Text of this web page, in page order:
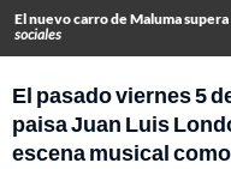
El nuevo carro de Maluma
sociales
El pasado viernes 5
paisa Juan Luis
escena musical